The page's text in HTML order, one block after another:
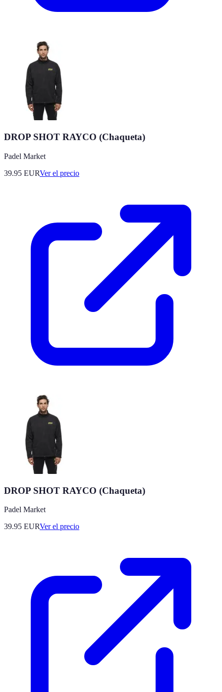
DROP SHOT RAYCO (Chaqueta)
Padel Market
39.95 EURVer el precio
DROP SHOT RAYCO (Chaqueta)
Padel Market
39.95 EURVer el precio